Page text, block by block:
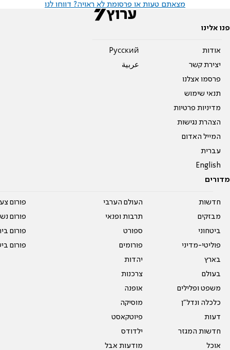
מצאתם טעות או פרסומת לא ראויה? דווחו לנו
פנו אלינו
אודות
יצירת קשר
פרסמו אצלנו
תנאי שימוש
מדיניות פרטיות
הצהרת נגישות
המייל האדום
עברית
English
Pусский
عربية
מדורים
חדשות
מבזקים
ביטחוני
פוליטי-מדיני
בארץ
בעולם
משפט ופלילים
כלכלה ונדל"ן
דעות
חדשות המגזר
אוכל
העולם הערבי
תרבות ופנאי
ספורט
פורומים
יהדות
צרכנות
אופנה
מוסיקה
פיוטקאסט
ילדודס
מודעות אבל
פורום
פורום
פורום
פורום